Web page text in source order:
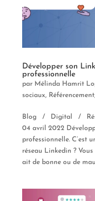
Développer son
professionnelle
par Mélinda Hamrit
sociaux, Référencement,
Blog / Digital /
04 avril 2022
professionnelle. C’est
réseau Linkedin ?
ait de bonne ou de